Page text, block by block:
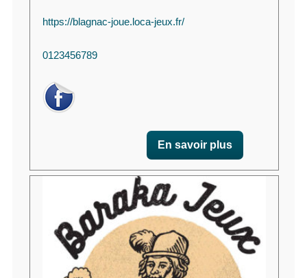
https://blagnac-joue.loca-jeux.fr/
0123456789
En savoir plus